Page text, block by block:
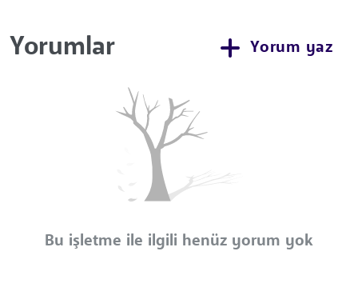
Yorumlar Yorum yaz
Bu işletme ile ilgili henüz yorum yok